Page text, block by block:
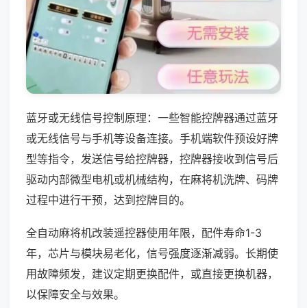
蓝牙或无线信号控制原理：一些智能控牌器通过蓝牙
或无线信号与手机等设备连接。手机端软件预设好牌
型等指令，发送信号给控牌器，控牌器接收到信号后
驱动内部微型电机或机械结构，在麻将机洗牌、码牌
过程中进行干预，达到控牌目的。
全自动麻将机改装遥控器使用年限，配件寿命1-3
年，芯片与模块易老化，信号强度逐渐减弱。长期使
用故障频发，建议定期更换配件，或直接更换机器，
以保障安全与效果。